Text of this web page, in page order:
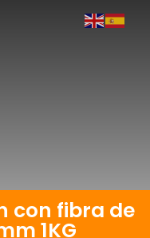
con fibra de
1KG